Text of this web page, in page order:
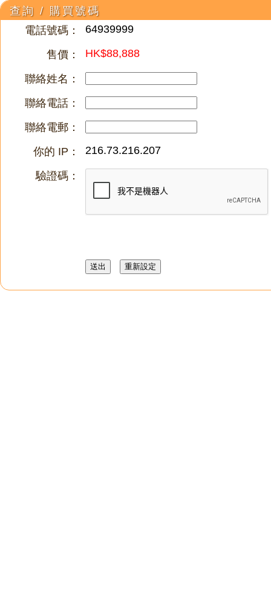
查詢 / 購買號碼
電話號碼：
64939999
售價： HK$88,888
聯絡姓名：
聯絡電話：
聯絡電郵：
你的 IP：
216.73.216.207
驗證碼：